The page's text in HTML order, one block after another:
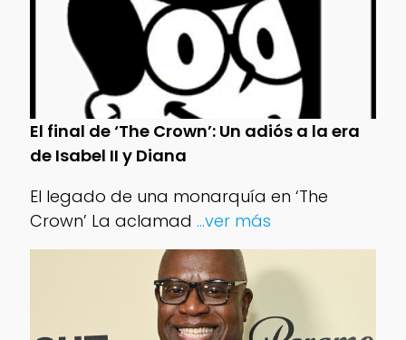
El final de ‘The Crown’: Un adiós a la era
de Isabel II y Diana
El legado de una monarquía en ‘The
Crown’ La aclamad ...ver más